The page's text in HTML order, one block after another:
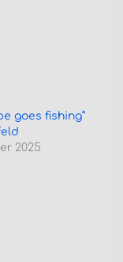
goes fishing“
2025